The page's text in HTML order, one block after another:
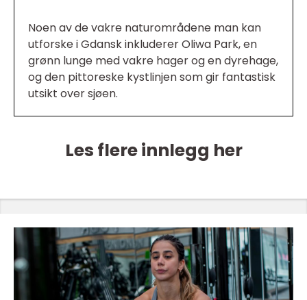
Noen av de vakre naturområdene man kan
utforske i Gdansk inkluderer Oliwa Park, en
grønn lunge med vakre hager og en dyrehage,
og den pittoreske kystlinjen som gir fantastisk
utsikt over sjøen.
Les flere innlegg her